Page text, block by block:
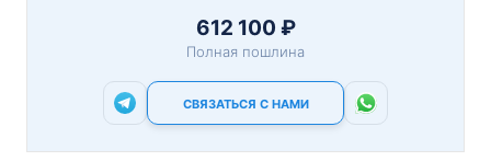
612 100 ₽
Полная пошлина
СВЯЗАТЬСЯ С НАМИ